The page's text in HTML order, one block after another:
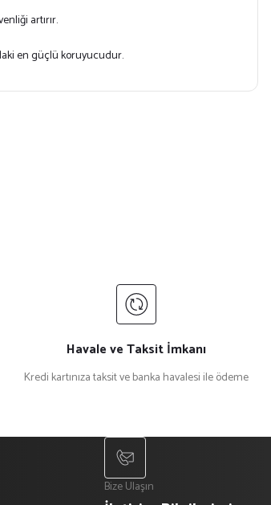
artırır.
en güçlü koruyucudur.
Havale ve Taksit İmkanı
Kredi kartınıza taksit ve banka havalesi ile ödeme
Bize Ulaşın